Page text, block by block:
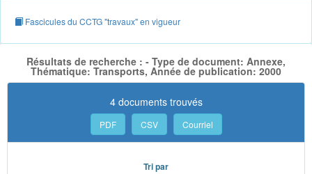
Fascicules du CCTG "travaux" en vigueur
Résultats de recherche : - Type de document: Annexe,
Thématique: Transports, Année de publication: 2000
4 documents trouvés
PDF CSV Courriel
Tri par